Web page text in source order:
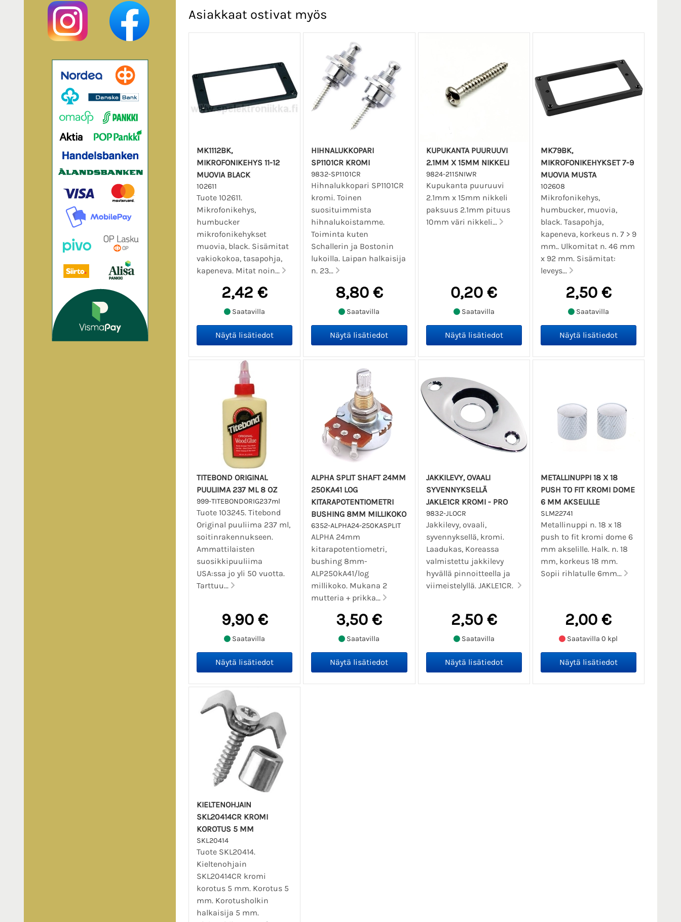
Asiakkaat ostivat myös
MK1112BK,
MIKROFONIKEHYS 11-12
MUOVIA BLACK
102611
Tuote 102611.
Mikrofonikehys,
humbucker
mikrofonikehykset
muovia, black. Sisämitat
vakiokokoa, tasapohja,
kapeneva. Mitat noin...
2,42 €
Saatavilla
HIHNALUKKOPARI
SP1101CR KROMI
9832-SP1101CR
Hihnalukkopari SP1101CR
kromi. Toinen
suosituimmista
hihnalukoistamme.
Toiminta kuten
Schallerin ja Bostonin
lukoilla. Laipan halkaisija
n. 23...
8,80 €
Saatavilla
KUPUKANTA PUURUUVI
2.1MM X 15MM NIKKELI
9824-2115NIWR
Kupukanta puuruuvi
2.1mm x 15mm nikkeli
paksuus 2.1mm pituus
10mm väri nikkeli...
0,20 €
Saatavilla
MK79BK,
MIKROFONIKEHYKSET 7-9
MUOVIA MUSTA
102608
Mikrofonikehys,
humbucker, muovia,
black. Tasapohja,
kapeneva, korkeus n. 7 > 9
mm.. Ulkomitat n. 46 mm
x 92 mm. Sisämitat:
leveys...
2,50 €
Saatavilla
TITEBOND ORIGINAL
PUULIIMA 237 ML 8 OZ
999-TITEBONDORIG237ml
Tuote 103245. Titebond
Original puuliima 237 ml,
soitinrakennukseen.
Ammattilaisten
suosikkipuuliima
USA:ssa jo yli 50 vuotta.
Tarttuu...
9,90 €
Saatavilla
ALPHA SPLIT SHAFT 24MM
250KA41 LOG
KITARAPOTENTIOMETRI
BUSHING 8MM MILLIKOKO
6352-ALPHA24-250KASPLIT
ALPHA 24mm
kitarapotentiometri,
bushing 8mm-
ALP250kA41/log
millikoko. Mukana 2
mutteria + prikka...
3,50 €
Saatavilla
JAKKILEVY, OVAALI
SYVENNYKSELLÄ
JAKLE1CR KROMI - PRO
9832-JLOCR
Jakkilevy, ovaali,
syvennyksellä, kromi.
Laadukas, Koreassa
valmistettu jakkilevy
hyvällä pinnoitteella ja
viimeistelyllä. JAKLE1CR.
2,50 €
Saatavilla
METALLINUPPI 18 X 18
PUSH TO FIT KROMI DOME
6 MM AKSELILLE
SLM22741
Metallinuppi n. 18 x 18
push to fit kromi dome 6
mm akselille. Halk. n. 18
mm, korkeus 18 mm.
Sopii rihlatulle 6mm...
2,00 €
Saatavilla 0 kpl
KIELTENOHJAIN
SKL20414CR KROMI
KOROTUS 5 MM
SKL20414
Tuote SKL20414.
Kieltenohjain
SKL20414CR kromi
korotus 5 mm. Korotus 5
mm. Korotusholkin
halkaisija 5 mm.